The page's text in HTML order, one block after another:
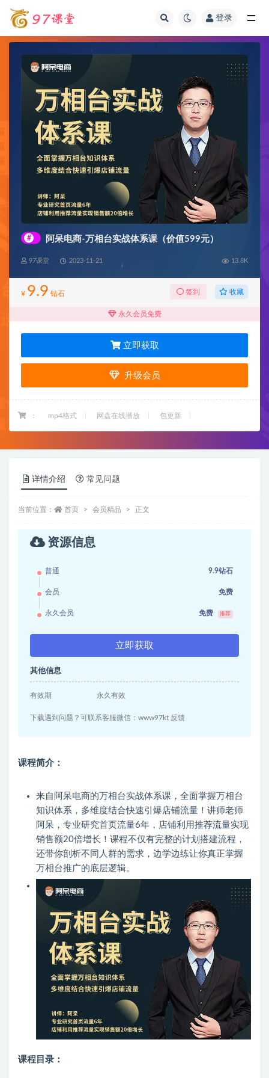
登录
# 阿呆电商-万相台实战体系课（价值599元）
97课堂 2023-11-21 13.8K
¥ 9.9 钻石 签到 收藏
永久会员免费
立即获取
升级会员
： mp4格式 网盘在线播放 包更新
详情介绍 常见问题
当前位置： 首页 会员精品 正文
资源信息
普通 9.9钻石
会员 免费
永久会员 免费 推荐
立即获取
其他信息
有效期 永久有效
下载遇到问题？可联系客服微信：www97kt 反馈
课程简介：
来自阿呆电商的万相台实战体系课，全面掌握万相台
知识体系，多维度结合快速引爆店铺流量！讲师老师
阿呆，专业研究首页流量6年，店铺利用推荐流量实现
销售额20倍增长！课程不仅有完整的计划搭建流程，
还带你剖析不同人群的需求，边学边练让你真正掌握
万相台推广的底层逻辑。
课程目录：